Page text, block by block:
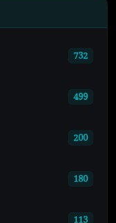
732
499
200
180
113